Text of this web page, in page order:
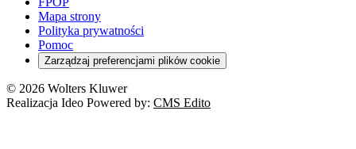
Mapa strony
Polityka prywatności
Pomoc
Zarządzaj preferencjami plików cookie
© 2026 Wolters Kluwer
Realizacja Ideo Powered by: CMS Edito